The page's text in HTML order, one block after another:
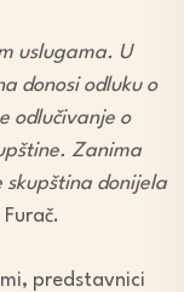
uslugama. U
donosi odluku o
odlučivanje o
Zanima
donijela
predstavnici